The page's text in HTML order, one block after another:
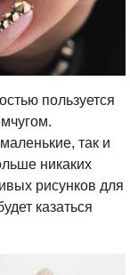
пользуется
так и
никаких
рисунков для
казаться